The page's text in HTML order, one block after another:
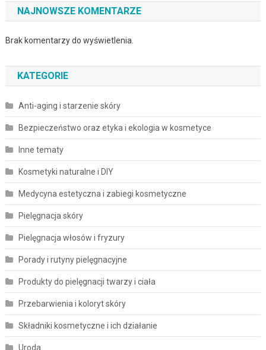
NAJNOWSZE KOMENTARZE
Brak komentarzy do wyświetlenia.
KATEGORIE
Anti-aging i starzenie skóry
Bezpieczeństwo oraz etyka i ekologia w kosmetyce
Inne tematy
Kosmetyki naturalne i DIY
Medycyna estetyczna i zabiegi kosmetyczne
Pielęgnacja skóry
Pielęgnacja włosów i fryzury
Porady i rutyny pielęgnacyjne
Produkty do pielęgnacji twarzy i ciała
Przebarwienia i koloryt skóry
Składniki kosmetyczne i ich działanie
Uroda